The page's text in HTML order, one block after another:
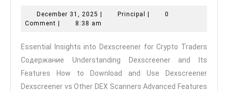
into
for
Crypto
Traders
December 31, 2025 December
31,
| Principal Principal
|
0
Comment | 8:38 am
Essential Insights into Dexscreener for Crypto Traders
Содержание Understanding Dexscreener and Its
Features How to Download and Use Dexscreener
Dexscreener vs Other DEX Scanners Advanced Features